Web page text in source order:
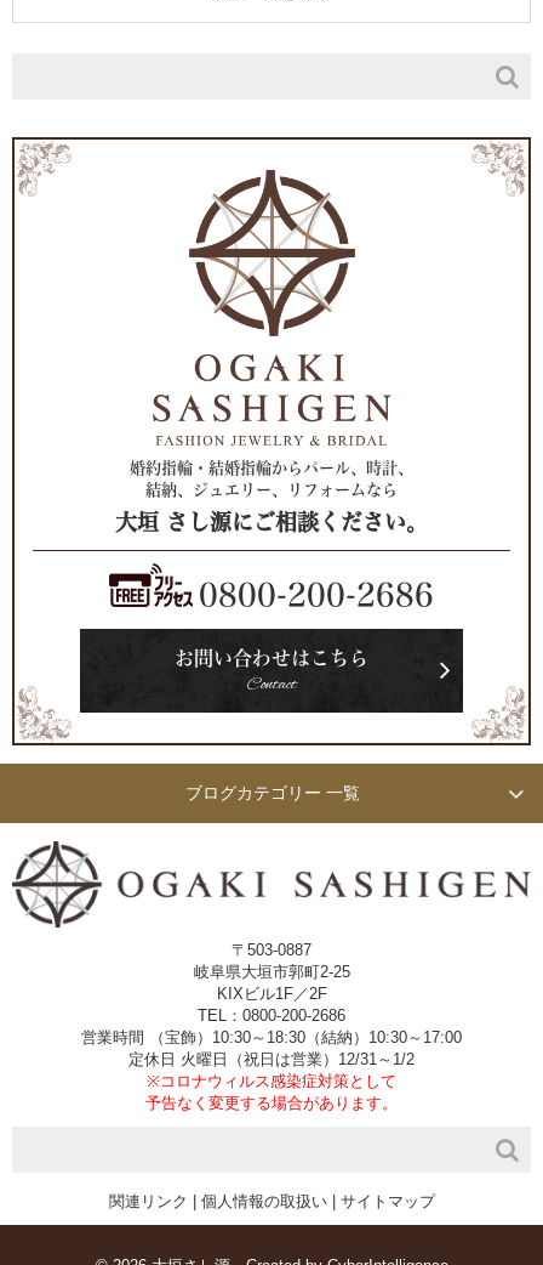
婚約指輪・結婚指輪からパール、時計、
結納、ジュエリー、リフォームなら
大垣 さし源にご相談ください。
0800-200-2686
お問い合わせはこちら
Contact
ブログカテゴリー 一覧
〒503-0887
岐阜県大垣市郭町2-25
KIXビル1F／2F
TEL：0800-200-2686
営業時間 （宝飾）10:30～18:30（結納）10:30～17:00
定休日 火曜日（祝日は営業）12/31～1/2
※コロナウィルス感染症対策として
予告なく変更する場合があります。
関連リンク 個人情報の取扱い| サイトマップ